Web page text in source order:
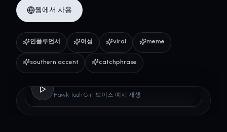
웹에서 사용
인플루언서 여성 viral meme
southern accent catchphrase
Hawk Tuah Girl 보이스 예시 재생